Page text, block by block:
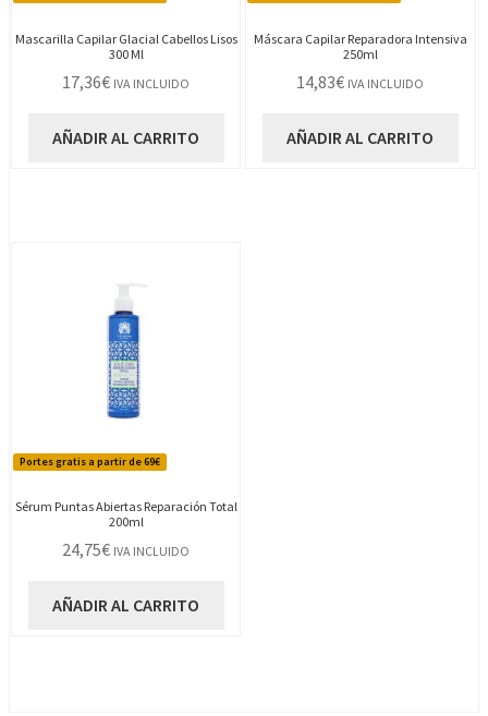
Mascarilla Capilar Glacial Cabellos Lisos
300 Ml
17,36€ IVA INCLUIDO
AÑADIR AL CARRITO
Máscara Capilar Reparadora Intensiva
250ml
14,83€ IVA INCLUIDO
AÑADIR AL CARRITO
Portes gratis a partir de 69€
Sérum Puntas Abiertas Reparación Total
200ml
24,75€ IVA INCLUIDO
AÑADIR AL CARRITO